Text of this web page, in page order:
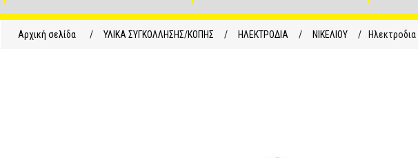
Αρχική σελίδα / ΥΛΙΚΑ ΣΥΓΚΟΛΛΗΣΗΣ/ΚΟΠΗΣ / ΗΛΕΚΤΡΟΔΙΑ / ΝΙΚΕΛΙΟΥ / Ηλεκτροδια